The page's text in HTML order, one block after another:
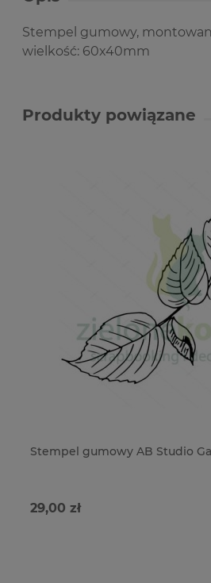
Stempel gumowy,
wielkość: 60x40mm
Produkty powiązane
Stempel gumowy AB Studio
29,00 zł